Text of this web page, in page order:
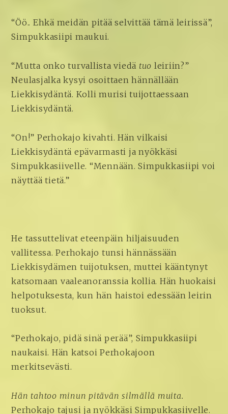
“Öö.. Ehkä meidän pitää selvittää tämä leirissä”,
Simpukkasiipi maukui.
“Mutta onko turvallista viedä tuo leiriin?”
Neulasjalka kysyi osoittaen hännällään
Liekkisydäntä. Kolli murisi tuijottaessaan
Liekkisydäntä.
“On!” Perhokajo kivahti. Hän vilkaisi
Liekkisydäntä epävarmasti ja nyökkäsi
Simpukkasiivelle. “Mennään. Simpukkasiipi voi
näyttää tietä.”
He tassuttelivat eteenpäin hiljaisuuden
vallitessa. Perhokajo tunsi hännässään
Liekkisydämen tuijotuksen, muttei kääntynyt
katsomaan vaaleanoranssia kollia. Hän huokaisi
helpotuksesta, kun hän haistoi edessään leirin
tuoksut.
“Perhokajo, pidä sinä perää”, Simpukkasiipi
naukaisi. Hän katsoi Perhokajoon
merkitsevästi.
Hän tahtoo minun pitävän silmällä muita.
Perhokajo tajusi ja nyökkäsi Simpukkasiivelle.